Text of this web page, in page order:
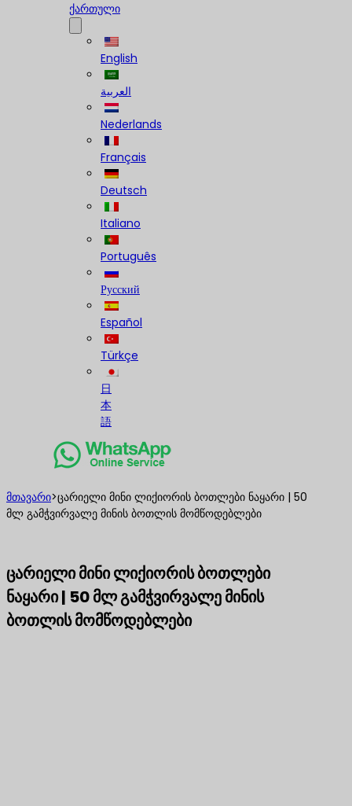
ქართული
English
العربية
Nederlands
Français
Deutsch
Italiano
Português
Русский
Español
Türkçe
日
本
語
მთავარი>ცარიელი მინი ლიქიორის ბოთლები ნაყარი | 50
მლ გამჭვირვალე მინის ბოთლის მომწოდებლები
ცარიელი მინი ლიქიორის ბოთლები
ნაყარი | 50 მლ გამჭვირვალე მინის
ბოთლის მომწოდებლები